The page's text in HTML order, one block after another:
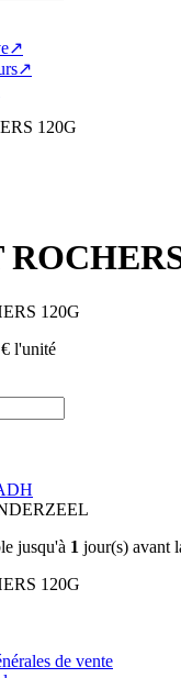
120G
l'unité
jusqu'à 1 jour(s) avant
de vente